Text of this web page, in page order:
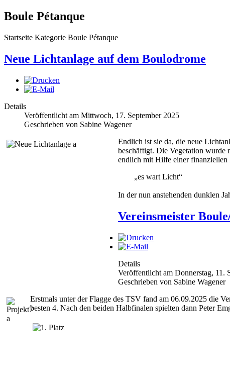
Boule Pétanque
Startseite Kategorie Boule Pétanque
Neue Lichtanlage auf dem Boulodrome
Details
Veröffentlicht am Mittwoch, 17. September 2025
Geschrieben von Sabine Wagener
Endlich ist sie da, die neue
beschäftigt. Die Vegetation wurde
endlich mit Hilfe einer finanziellen
„es wart Licht“
In der nun anstehenden dunklen
Vereinsmeister
Details
Veröffentlicht am Donnerstag, 11.
Geschrieben von Sabine Wagener
Erstmals unter der Flagge des TSV fand am 06.09.2025 die
besten 4. Nach den beiden Halbfinalen spielten dann Peter